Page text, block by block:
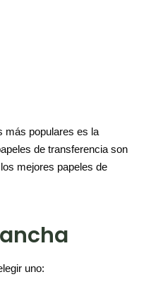
más populares es la
de transferencia son
mejores papeles de
uno: